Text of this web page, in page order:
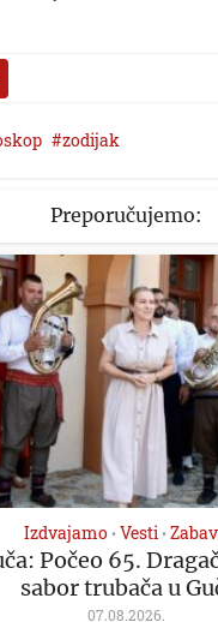
zodijak
Preporučujemo:
Izdvajamo • Vesti •
Počeo 65.
sabor trubača u
07.08.2026.